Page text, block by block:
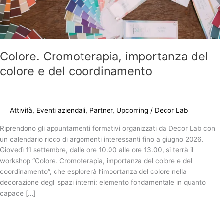
Colore. Cromoterapia, importanza del
colore e del coordinamento
Attività, Eventi aziendali, Partner, Upcoming / Decor Lab
Riprendono gli appuntamenti formativi organizzati da Decor Lab con
un calendario ricco di argomenti interessanti fino a giugno 2026.
Giovedì 11 settembre, dalle ore 10.00 alle ore 13.00, si terrà il
workshop “Colore. Cromoterapia, importanza del colore e del
coordinamento”, che esplorerà l’importanza del colore nella
decorazione degli spazi interni: elemento fondamentale in quanto
capace […]